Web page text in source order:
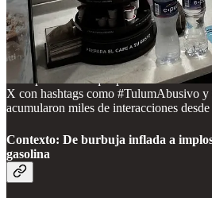
Eleven), revelan un patrón: precios en
nacional en hasta 100%, con GO
conveniencias. En restaurantes como
se recomendaron correcciones por no
propinas, pero el daño ya estaba hecho:
“más por un taco que por un vuelo a
X con hashtags como #TulumAbusivo
acumularon miles de interacciones
Contexto: De burbuja inflada a
gasolina